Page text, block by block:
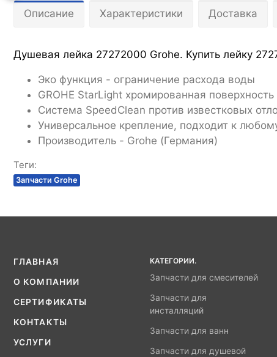
Описание Характеристики Доставка
Душевая лейка 27272000 Grohe. Купить лейку
Эко функция - ограничение расхода воды
GROHE StarLight хромированная поверхность
Система SpeedClean против известковых
Универсальное крепление, подходит к
Производитель - Grohe (Германия)
Теги:
Запчасти Grohe
ГЛАВНАЯ
О КОМПАНИИ
СЕРТИФИКАТЫ
КОНТАКТЫ
УСЛУГИ
КАТЕГОРИИ.
Запчасти для смесителей
Запчасти для
инсталляций
Запчасти для ванн
Запчасти для душевой